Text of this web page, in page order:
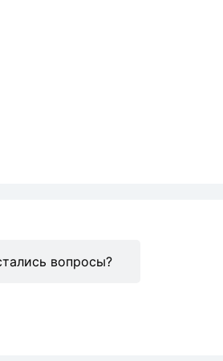
вопросы?